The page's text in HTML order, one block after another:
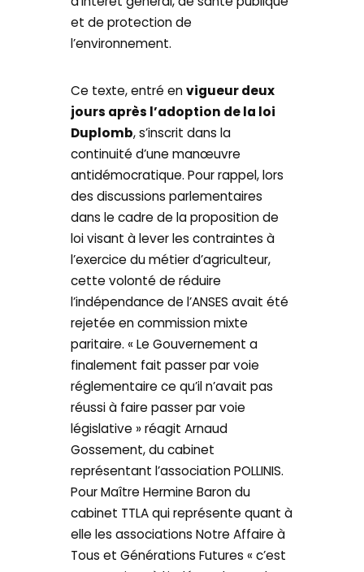
et de protection de
l’environnement.
Ce texte, entré envigueur deux
jours après l’adoption de la loi
Duplomb, s’inscrit dans la
continuité d’une manœuvre
antidémocratique. Pour rappel, lors
des discussions parlementaires
dans le cadre de la proposition de
loi visant à lever les contraintes à
l’exercice du métier d’agriculteur,
cette volonté de réduire
l’indépendance de l’ANSES avait été
rejetée en commission mixte
paritaire. « Le Gouvernement a
finalement fait passer par voie
réglementaire ce qu’il n’avait pas
réussi à faire passer par voie
législative » réagit Arnaud
Gossement, du cabinet
représentant l’association POLLINIS.
Pour Maître Hermine Baron du
cabinet TTLA qui représente quant à
elle les associations Notre Affaire à
Tous et Générations Futures « c’est